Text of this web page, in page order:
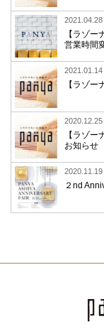
2021.04.28
【ラゾ
営業時間
2021.01.14
【ラゾ
2020.12.25
【ラゾ
お知らせ
2020.11.19
２nd